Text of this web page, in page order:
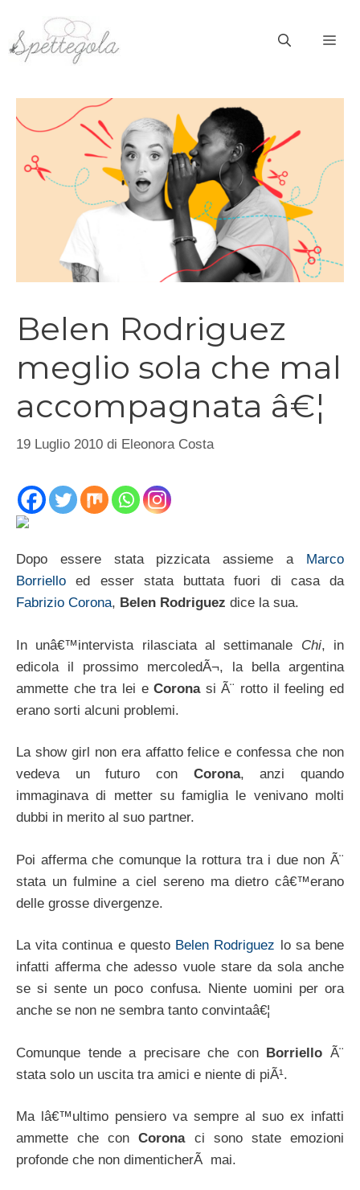
contenuto
Belen Rodriguez
meglio sola che mal
accompagnata â€¦
19 Luglio 2010 di Eleonora Costa
Dopo essere stata pizzicata assieme a
Marco
Borriello ed esser stata buttata fuori di casa da
Fabrizio Corona, Belen Rodriguez dice la sua.
In unâ€™intervista rilasciata al settimanale Chi, in
edicola il prossimo mercoledÃ¬, la bella argentina
ammette che tra lei eCoronasi Ã¨ rotto il feeling ed
erano sorti alcuni problemi.
La show girl non era affatto felice e confessa che non
vedeva un futuro con Corona, anzi quando
immaginava di metter su famiglia le venivano molti
dubbi in merito al suo partner.
Poi afferma che comunque la rottura tra i due non Ã¨
stata un fulmine a ciel sereno ma dietro câ€™erano
delle grosse divergenze.
La vita continua e questo Belen Rodriguez lo sa bene
infatti afferma che adesso vuole stare da sola anche
se si sente un poco confusa. Niente uomini per ora
anche se non ne sembra tanto convintaâ€¦
Comunque tende a precisare che con Borriello Ã¨
stata solo un uscita tra amici e niente di piÃ¹.
Ma lâ€™ultimo pensiero va sempre al suo ex infatti
ammette che conCoronaci sono state emozioni
profonde che non dimenticherÃ mai.